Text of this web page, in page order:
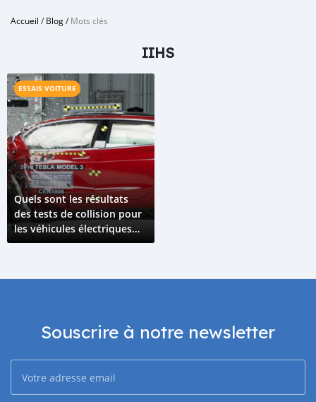
Accueil /Blog/Mots clés
IIHS
ESSAIS VOITURE
Quels sont les résultats
des tests de collision pour
les véhicules électriques
par rapport aaux véhicules
Souscrire à notre newsletter